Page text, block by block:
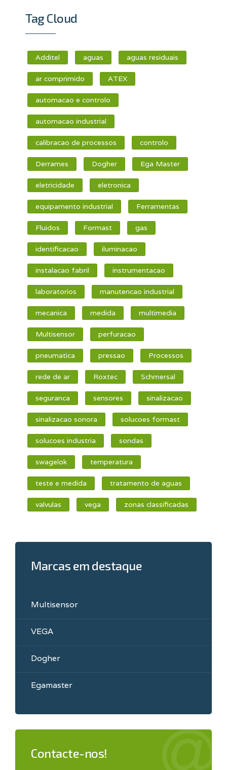
Tag Cloud
Additel aguas aguas residuais
ar comprimido ATEX
automacao e controlo
automacao industrial
calibracao de processos controlo
Derrames Dogher Ega Master
eletricidade eletronica
equipamento industrial Ferramentas
Fluidos Formast gas
identificacao iluminacao
instalacao fabril instrumentacao
laboratorios manutencao industrial
mecanica medida multimedia
Multisensor perfuracao
pneumatica pressao Processos
rede de ar Roxtec Schmersal
seguranca sensores sinalizacao
sinalizacao sonora solucoes formast
solucoes industria sondas
swagelok temperatura
teste e medida tratamento de aguas
valvulas vega zonas classificadas
Marcas em destaque
Multisensor
VEGA
Dogher
Egamaster
Contacte-nos!